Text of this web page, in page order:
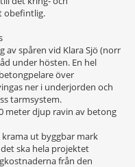
obefintlig.
spåren vid Klara Sjö (norr
under hösten. En hel
över
ner i underjorden och
tarmsystem.
meter djup ravin av betong
ut byggbar mark
ska hela projektet
från den